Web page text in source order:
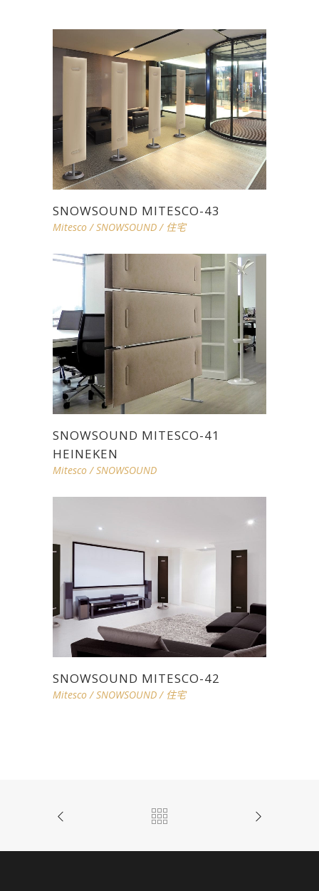
SNOWSOUND MITESCO-43
Mitesco /SNOWSOUND / 住宅
SNOWSOUND MITESCO-41
HEINEKEN
Mitesco /SNOWSOUND
SNOWSOUND MITESCO-42
Mitesco /SNOWSOUND / 住宅